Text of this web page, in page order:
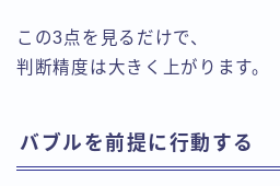
この3点を見るだけで、
判断精度は大きく上がります。
バブルを前提に行動する